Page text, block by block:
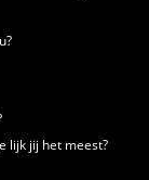
lijk jij het meest?